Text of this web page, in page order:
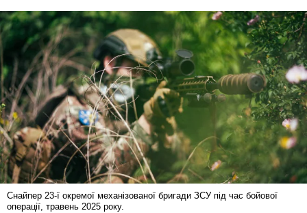
Снайпер 23-ї окремої механізованої бригади ЗСУ під час бойової
операції, травень 2025 року.